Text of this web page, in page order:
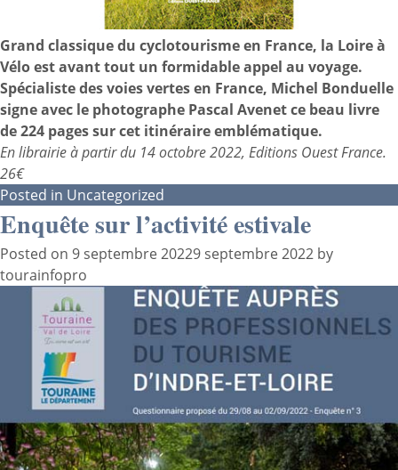
Grand classique du cyclotourisme en France, la Loire à
Véloest avant tout un formidable appel au voyage.
Spécialiste des voies vertes en France, Michel Bonduelle
signe avec le photographe Pascal Avenet ce beau livre
de 224 pages sur cet itinéraire emblématique.
En librairie à partir du 14 octobre 2022, Editions Ouest France.
26€
Posted in Uncategorized
Enquête sur l’activité estivale
Posted on 9 septembre 20229 septembre 2022 by
tourainfopro